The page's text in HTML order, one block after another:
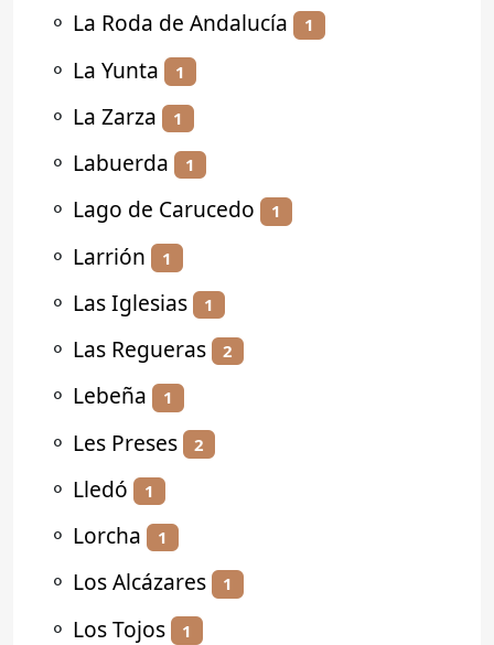
⚬ La Roda de Andalucía 1
⚬ La Yunta 1
⚬ La Zarza 1
⚬ Labuerda 1
⚬ Lago de Carucedo 1
⚬ Larrión 1
⚬ Las Iglesias 1
⚬ Las Regueras 2
⚬ Lebeña 1
⚬ Les Preses 2
⚬ Lledó 1
⚬ Lorcha 1
⚬ Los Alcázares 1
⚬ Los Tojos 1